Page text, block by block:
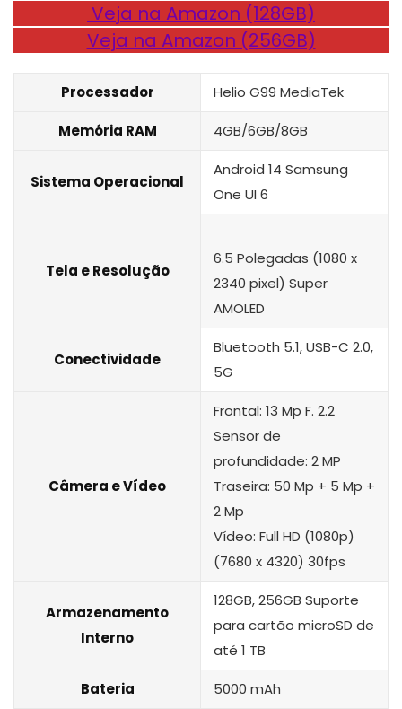
Veja na Amazon (128GB)
Veja na Amazon (256GB)
Processador Helio G99 MediaTek
Memória RAM 4GB/6GB/8GB
Sistema Operacional
Android 14 Samsung
One UI 6
Tela e Resolução
6.5 Polegadas (1080 x
2340 pixel) Super
AMOLED
Conectividade
‎Bluetooth 5.1, USB-C 2.0,
5G
Câmera e Vídeo
Frontal: 13 Mp F. 2.2
Sensor de
profundidade: 2 MP
Traseira: 50 Mp + 5 Mp +
2 Mp
Vídeo: Full HD (1080p)
(7680 x 4320) 30fps
Armazenamento
Interno
128GB, 256GB Suporte
para cartão microSD de
até 1 TB
Bateria 5000 mAh